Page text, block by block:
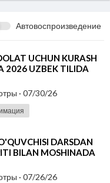
Автовоспроизведение
UCHUN KURASH
2026 UZBEK TILIDA
· 07/30/26
DARSDAN
BILAN MOSHINADA
· 07/26/26